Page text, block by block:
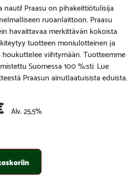
nauti! Praasu on pihakeittiötulisija
ruoanlaittoon. Praasu
havaittavaa merkittävän kokoista
tuotteen moniulotteinen ja
viihtymään. Tuotteemme
Suomessa 100 %:sti. Lue
Praasun ainutlaatuisista eduista.
Alv. 25,5%